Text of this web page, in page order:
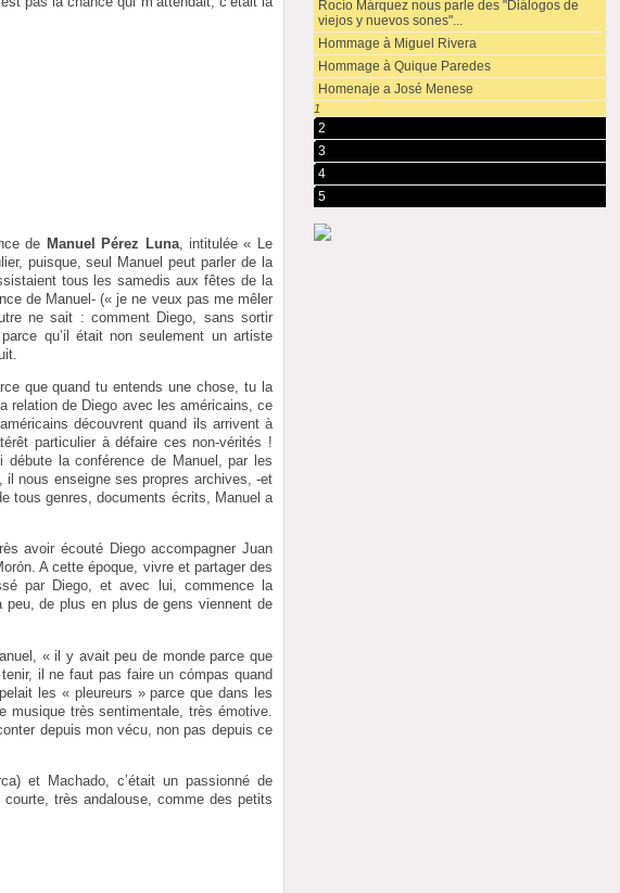
de Manuel Pérez Luna, intitulée « Le
puisque, seul Manuel peut parler de la
tous les samedis aux fêtes de la
de Manuel- (« je ne veux pas me mêler
ne sait : comment Diego, sans sortir
qu’il était non seulement un artiste
que quand tu entends une chose, tu la
relation de Diego avec les américains, ce
découvrent quand ils arrivent à
particulier à défaire ces non-vérités !
la conférence de Manuel, par les
il nous enseigne ses propres archives, -et
tous genres, documents écrits, Manuel a
avoir écouté Diego accompagner Juan
A cette époque, vivre et partager des
par Diego, et avec lui, commence la
peu, de plus en plus de gens viennent de
« il y avait peu de monde parce que
il ne faut pas faire un cómpas quand
les « pleureurs » parce que dans les
musique très sentimentale, très émotive.
depuis mon vécu, non pas depuis ce
et Machado, c’était un passionné de
très andalouse, comme des petits
Rocío Márquez nous parle des "Diálogos de
viejos y nuevos sones"...
Hommage à Miguel Rivera
Hommage à Quique Paredes
Homenaje a José Menese
1
2
3
4
5